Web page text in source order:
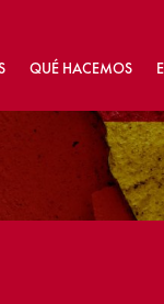
QUÉ HACEMOS